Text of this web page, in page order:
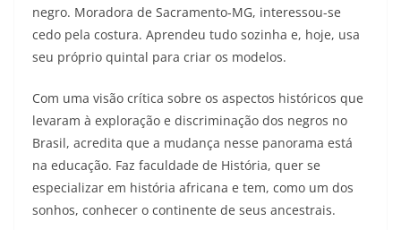
negro. Moradora de Sacramento-MG, interessou-se
cedo pela costura. Aprendeu tudo sozinha e, hoje, usa
seu próprio quintal para criar os modelos.
Com uma visão crítica sobre os aspectos históricos que
levaram à exploração e discriminação dos negros no
Brasil, acredita que a mudança nesse panorama está
na educação. Faz faculdade de História, quer se
especializar em história africana e tem, como um dos
sonhos, conhecer o continente de seus ancestrais.